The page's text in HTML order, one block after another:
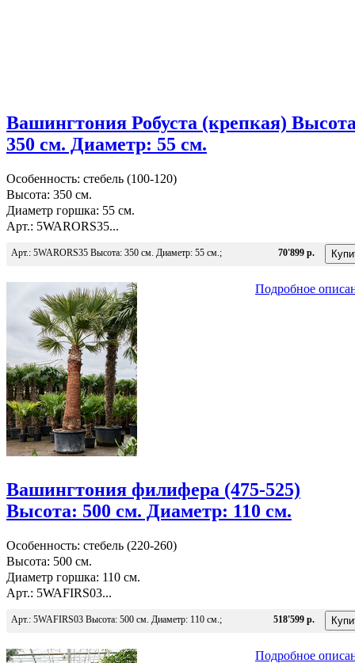
Вашингтония Робуста (крепкая)
350 см. Диаметр: 55 см.
Особенность: стебель (100-120)
Высота: 350 см.
Диаметр горшка: 55 см.
Арт.: 5WARORS35...
Арт.: 5WARORS35 Высота: 350 см. Диаметр: 55 см.; 70'899 р.
Подробное
Вашингтония филифера (475-525)
Высота: 500 см. Диаметр: 110 см.
Особенность: стебель (220-260)
Высота: 500 см.
Диаметр горшка: 110 см.
Арт.: 5WAFIRS03...
Арт.: 5WAFIRS03 Высота: 500 см. Диаметр: 110 см.; 518'599 р.
Подробное